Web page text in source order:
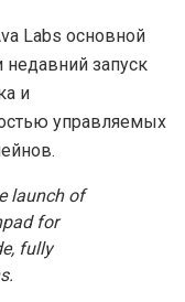
Labs основной
недавний запуск
и
управляемых
launch of
for
fully